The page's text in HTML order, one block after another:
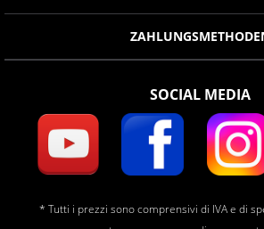
SOCIAL MEDIA
* Tutti i prezzi sono comprensivi di IVA e di